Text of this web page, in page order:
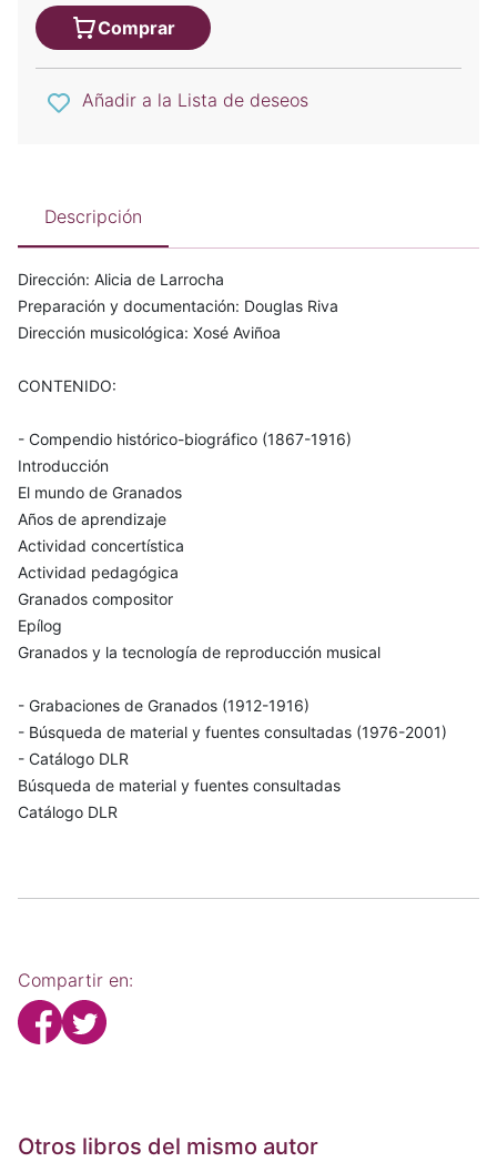
Comprar
Añadir a la Lista de deseos
Descripción
Dirección: Alicia de Larrocha
Preparación y documentación: Douglas Riva
Dirección musicológica: Xosé Aviñoa
CONTENIDO:
- Compendio histórico-biográfico (1867-1916)
Introducción
El mundo de Granados
Años de aprendizaje
Actividad concertística
Actividad pedagógica
Granados compositor
Epílog
Granados y la tecnología de reproducción musical
- Grabaciones de Granados (1912-1916)
- Búsqueda de material y fuentes consultadas (1976-2001)
- Catálogo DLR
Búsqueda de material y fuentes consultadas
Catálogo DLR
Compartir en:
Otros libros del mismo autor